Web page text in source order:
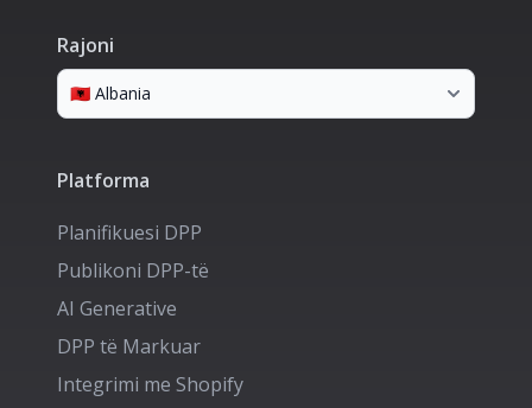
Rajoni
Platforma
Planifikuesi DPP
Publikoni DPP-të
AI Generative
DPP të Markuar
Integrimi me Shopify